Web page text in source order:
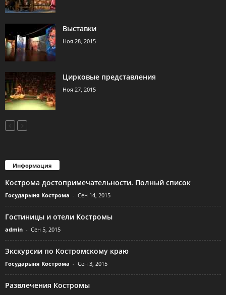
Выставки
Ноя 28, 2015
Цирковые представления
Ноя 27, 2015
Информация
Кострома достопримечательности. Полный список
Государыня Кострома - Сен 14, 2015
Гостиницы и отели Костромы
admin - Сен 5, 2015
Экскурсии по Костромскому краю
Государыня Кострома - Сен 3, 2015
Развлечения Костромы